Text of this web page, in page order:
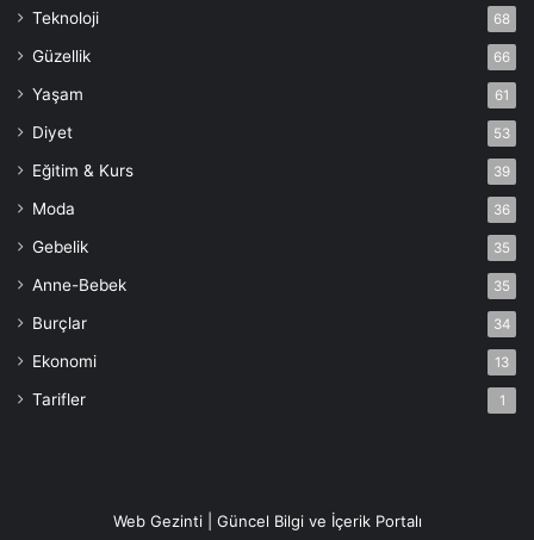
Teknoloji 68
Güzellik 66
Yaşam 61
Diyet 53
Eğitim & Kurs 39
Moda 36
Gebelik 35
Anne-Bebek 35
Burçlar 34
Ekonomi 13
Tarifler 1
Web Gezinti | Güncel Bilgi ve İçerik Portalı